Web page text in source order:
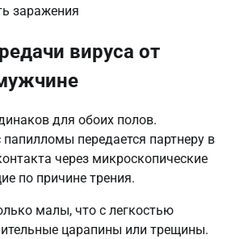
вируса от
для обоих полов.
папилломы передается партнеру в
через микроскопические
по причине трения.
малы, что с легкостью
царапины или трещины.